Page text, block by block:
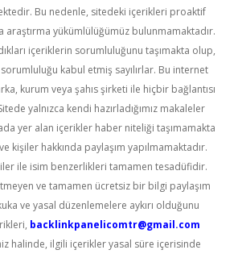
Bu nedenle, sitedeki içerikleri proaktif
araştırma yükümlülüğümüz bulunmamaktadır.
içeriklerin sorumluluğunu taşımakta olup,
kabul etmiş sayılırlar. Bu internet
kurum veya şahıs şirketi ile hiçbir bağlantısı
yalnızca kendi hazırladığımız makaleler
yer alan içerikler haber niteliği taşımamakta
kişiler hakkında paylaşım yapılmamaktadır.
ile isim benzerlikleri tamamen tesadüfidir.
ve tamamen ücretsiz bir bilgi paylaşım
ve yasal düzenlemelere aykırı olduğunu
backlinkpanelicomtr@gmail.com
halinde, ilgili içerikler yasal süre içerisinde